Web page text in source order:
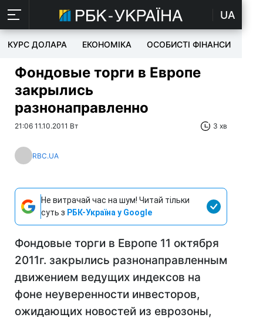
UA
КУРС ДОЛАРА ЕКОНОМІКА ОСОБИСТІ ФІНАНСИ
Фондовые торги в Европе
закрылись
разнонаправленно
21:06 11.10.2011 Вт 3 хв
RBC.UA
Не витрачай час на шум! Читай тільки
суть з РБК-Україна у Google
Фондовые торги в Европе 11 октября
2011г. закрылись разнонаправленным
движением ведущих индексов на
фоне неуверенности инвесторов,
ожидающих новостей из еврозоны,